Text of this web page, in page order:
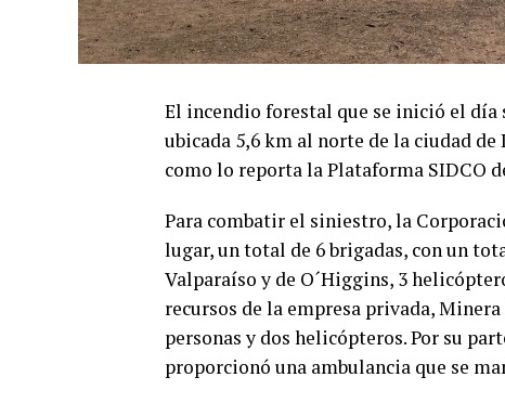
El incendio forestal que se inició el día
ubicada 5,6 km al norte de la ciudad
como lo reporta la Plataforma SIDCO
Para combatir el siniestro, la
lugar, un total de 6 brigadas, con un
Valparaíso y de O´Higgins, 3
recursos de la empresa privada,
personas y dos helicópteros. Por su
proporcionó una ambulancia que se